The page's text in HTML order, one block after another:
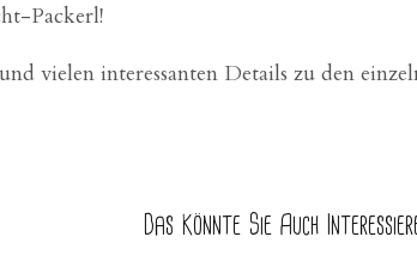
Packerl!
vielen interessanten Details zu den
Das Könnte Sie Auch